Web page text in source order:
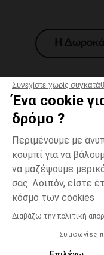
Συνεχίστε χωρίς
Ένα cookie
δρόμο ?
Περιμένουμε με
κουμπί για να
να μαζέψουμε
σας. Λοιπόν, είστε
κόσμο των cookies
Διαβάζω την πολιτική
Συμφωνίες
Μπλε
Η
H Orchestra συμμετέχει
μεσολάβησης της